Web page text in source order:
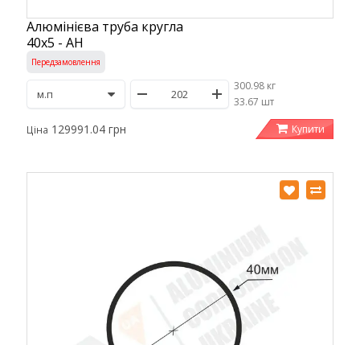
Алюмінієва труба кругла
40х5 - АН
Передзамовлення
300.98 кг
/33.67 шт
Ціна 129991.04 грн Купити